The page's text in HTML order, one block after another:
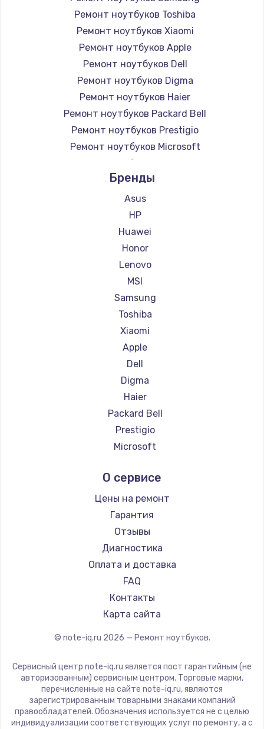
Ремонт ноутбуков Toshiba
Ремонт ноутбуков Xiaomi
Ремонт ноутбуков Apple
Ремонт ноутбуков Dell
Ремонт ноутбуков Digma
Ремонт ноутбуков Haier
Ремонт ноутбуков Packard Bell
Ремонт ноутбуков Prestigio
Ремонт ноутбуков Microsoft
Ремонт ноутбуков Alienware
Ремонт ноутбуков Aquarius
Ремонт ноутбуков Gigabyte
Ремонт ноутбуков Aorus
Ремонт ноутбуков Maibenben
Ремонт ноутбуков Getac
Ремонт ноутбуков Epson
Ремонт ноутбуков Philips
Ремонт ноутбуков LG
Ремонт ноутбуков Panasonic
Ремонт ноутбуков Irbis
Ремонт ноутбуков Thunderobot
Ремонт ноутбуков Hasee
Ремонт ноутбуков ZTE
Ремонт ноутбуков Hiper
Ремонт ноутбуков Evga
Ремонт ноутбуков Google
Ремонт ноутбуков Echips
Ремонт ноутбуков Predator
Ремонт ноутбуков iru
Ремонт ноутбуков Machenike
Ремонт ноутбуков DEXP
Ремонт ноутбуков Teclast
Ремонт ноутбуков CHUWI
Ремонт ноутбуков Colorful
Бренды
Asus
HP
Huawei
Honor
Lenovo
MSI
Samsung
Toshiba
Xiaomi
Apple
Dell
Digma
Haier
Packard Bell
Prestigio
Microsoft
Aquarius
Gigabyte
Aorus
Maibenben
Getac
Epson
Philips
LG
Panasonic
ZTE
Hiper
Evga
О сервисе
Цены на ремонт
Гарантия
Отзывы
Диагностика
Оплата и доставка
FAQ
Контакты
Карта сайта
© note-iq.ru 2026 — Ремонт ноутбуков.
Сервисный центр note-iq.ru является пост гарантийным (не
авторизованным) сервисным центром. Торговые марки,
перечисленные на сайте note-iq.ru, являются
зарегистрированным товарными знаками компаний
правообладателей. Обозначения используется не с целью
индивидуализации соответствующих услуг по ремонту, а с